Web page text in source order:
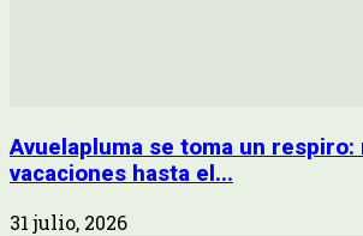
Avuelapluma se toma un respiro:
vacaciones hasta el...
31 julio, 2026